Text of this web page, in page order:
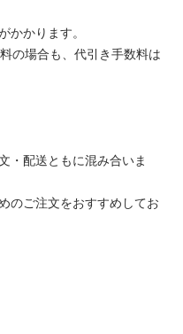
かかります。
の場合も、代引き手数料は
・配送ともに混み合いま
のご注文をおすすめしてお